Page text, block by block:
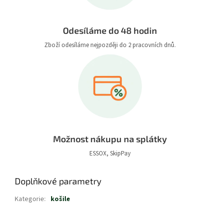
Odesíláme do 48 hodin
Zboží odesíláme nejpozději do 2 pracovních dnů.
Možnost nákupu na splátky
ESSOX, SkipPay
Doplňkové parametry
Kategorie: košile